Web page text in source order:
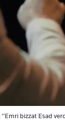
bizzat Esad